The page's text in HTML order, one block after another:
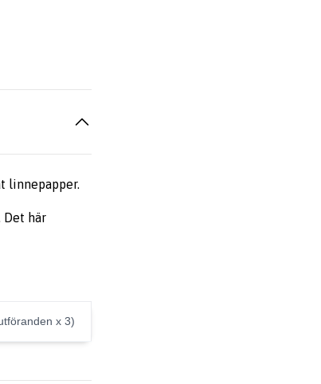
linnepapper.
Det här
x 3)